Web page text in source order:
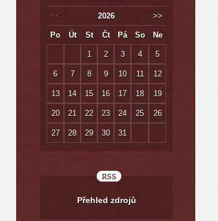
<< 2026 >>
Po Út St Čt Pá So Ne
1 2 3 4 5
6 7 8 9 10 11 12
13 14 15 16 17 18 19
20 21 22 23 24 25 26
27 28 29 30 31
RSS
Přehled zdrojů